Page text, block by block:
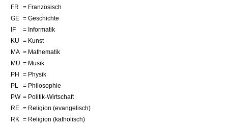
FR
= Französisch
GE = Geschichte
IF
= Informatik
KU = Kunst
MA = Mathematik
MU = Musik
PH = Physik
PL
= Philosophie
PW = Politik-Wirtschaft
RE = Religion (evangelisch)
RK = Religion (katholisch)